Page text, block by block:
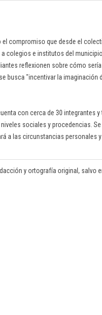
compromiso que desde el
colegios e institutos del
reflexionen sobre cómo
busca "incentivar la imaginación
con cerca de 30 integrantes y
sociales y procedencias.
a las circunstancias personales
y ortografía original, salvo